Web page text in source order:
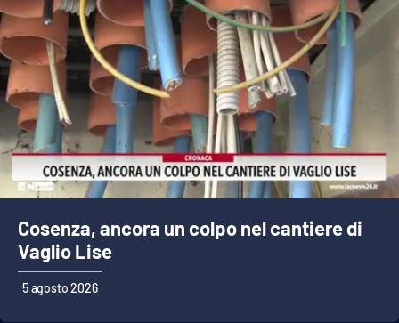
SPECIALI
Buona Sanità Calabria
LA
CALABRIAVISIONE
Destinazioni
Eventi
Food
Storie
Cosenza, ancora un colpo nel cantiere di
Vaglio Lise
5 agosto 2026